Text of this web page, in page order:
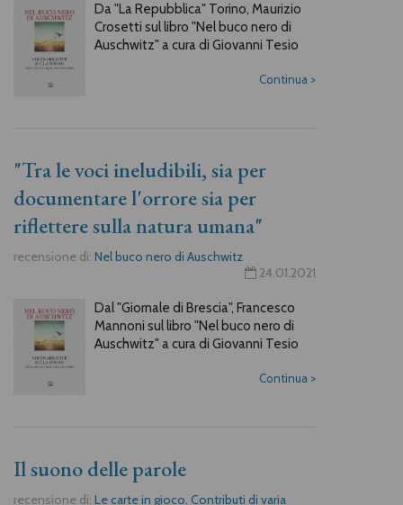
Da "La Repubblica" Torino, Maurizio
Crosetti sul libro "Nel buco nero di
Auschwitz" a cura di Giovanni Tesio
Continua >
"Tra le voci ineludibili, sia per
documentare l'orrore sia per
riflettere sulla natura umana"
recensione di: Nel buco nero di Auschwitz
24.01.2021
Dal "Giornale di Brescia", Francesco
Mannoni sul libro "Nel buco nero di
Auschwitz" a cura di Giovanni Tesio
Continua >
Il suono delle parole
recensione di: Le carte in gioco. Contributi di varia